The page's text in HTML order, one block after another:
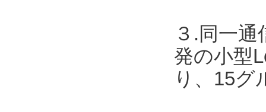
３.同一
発の小型
り、15グ